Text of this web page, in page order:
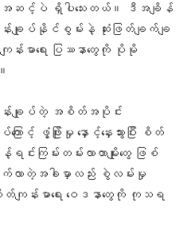
ဆဲအဆင့်ပဲ ရှိပါသေးတယ်။ ဒီအချိန်
းချုပ်နိုင်စွမ်းနဲ့ ဆုံးဖြတ်ချက်ချ
န်းမာရေး ပြဿနာတွေကို ပိုမို
န်းချုပ်တဲ့ အစိတ်အပိုင်း
ောင့် ဖွံ့ဖြိုးမှု နှောင့်နှေးသွားပြီး စိတ်
ကြမ်းတမ်းလာတာမျိုးတွေ ဖြစ်
လာတဲ့အခါမှာလည်း စွဲလမ်းမှု
တ်ကျန်းမာရေး ဝေဒနာတွေကို ကုသရ